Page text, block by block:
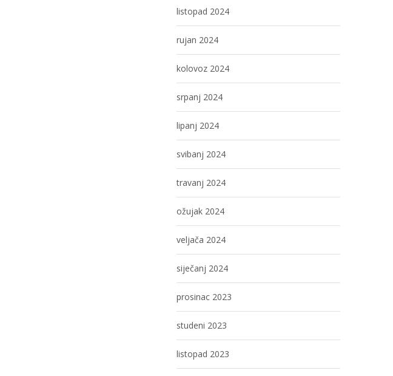
listopad 2024
rujan 2024
kolovoz 2024
srpanj 2024
lipanj 2024
svibanj 2024
travanj 2024
ožujak 2024
veljača 2024
siječanj 2024
prosinac 2023
studeni 2023
listopad 2023